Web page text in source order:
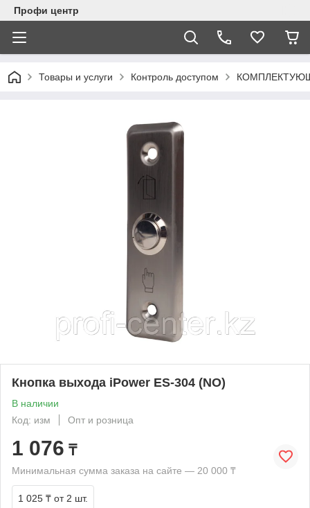
Профи центр
Товары и услуги Контроль доступом
Кнопка выхода iPower ES-304 (NO)
В наличии
Код: изм
Опт и розница
1 076 ₸
Минимальная сумма заказа на сайте — 20 000 ₸
1 025 ₸ от 2 шт.